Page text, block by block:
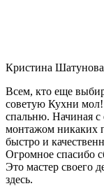
Кристина Шатунова
Всем, кто еще
советую Кухни
спальню. Начиная с
монтажом никаких
быстро и
Огромное спасибо
Это мастер своего
здесь.